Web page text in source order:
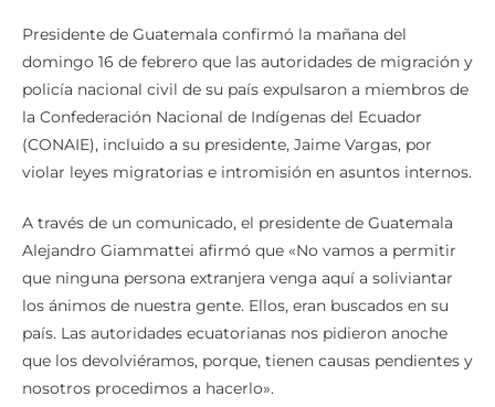
Presidente de Guatemala confirmó la mañana del
domingo 16 de febrero que las autoridades de migración y
policía nacional civil de su país expulsaron a miembros de
la Confederación Nacional de Indígenas del Ecuador
(CONAIE), incluido a su presidente, Jaime Vargas, por
violar leyes migratorias e intromisión en asuntos internos.
A través de un comunicado, el presidente de Guatemala
Alejandro Giammattei afirmó que «No vamos a permitir
que ninguna persona extranjera venga aquí a soliviantar
los ánimos de nuestra gente. Ellos, eran buscados en su
país. Las autoridades ecuatorianas nos pidieron anoche
que los devolviéramos, porque, tienen causas pendientes y
nosotros procedimos a hacerlo».